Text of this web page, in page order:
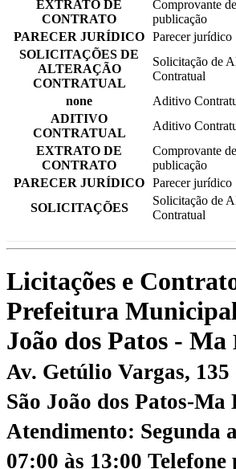
EXTRATO DE
CONTRATO
Comprovante de
publicação
PARECER JURÍDICO Parecer jurídico
SOLICITAÇÕES DE
ALTERAÇÃO
CONTRATUAL
Solicitação de
Contratual
none Aditivo
ADITIVO
CONTRATUAL
Aditivo
EXTRATO DE
CONTRATO
Comprovante de
publicação
PARECER JURÍDICO Parecer jurídico
SOLICITAÇÕES
Solicitação de
Contratual
Licitações e
Prefeitura
João dos Patos - Ma
Av. Getúlio Vargas, 135
São João dos Patos-Ma
Atendimento: Segunda
07:00 às 13:00 Telefone